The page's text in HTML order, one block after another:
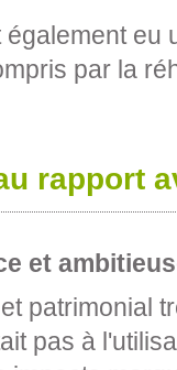
eu
par la
rapport
et
patrimonial
pas à